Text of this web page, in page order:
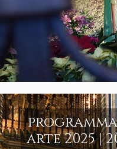
arte 2025 |